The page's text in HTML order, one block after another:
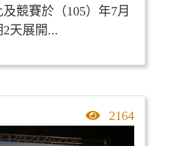
競賽於（105）年7月
2天展開...
點擊率
2164